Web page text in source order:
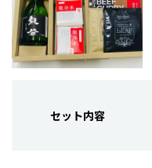
セット内容